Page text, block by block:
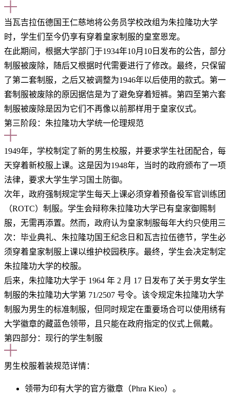
当瓦吉拉伍德国王仁慈地将公务员学校改组为朱拉隆功大学
时，学生们至今仍享有穿着皇家制服的皇室恩宠。
在此期间，根据大学部门于1934年10月10日发布的公告，部分
制服被废除，随后又根据时代需要进行了修改。最终，只保留
了第二套制服，之后又被调整为1946年以后使用的款式。第一
套制服被废除的原因据信是为了避免穿着短裤。第四至第六套
制服被废除是因为它们不再像以前那样用于皇家仪式。
第三阶段：朱拉隆功大学统一伦理规范
1949年，学校制定了新的男生校服，并要求学生社团配合，每
天穿着新校服上课。这是因为1948年，当时的政府颁布了一项
法律，要求大学生学习国土防御。
次年，政府强制规定学生每天上课必须穿着预备役军官训练团
（ROTC）制服。学生会辩称朱拉隆功大学已有皇家御赐制
服，无需再添置。然而，政府认为皇家制服每​​年大约只使用三
次：毕业典礼、朱拉隆功国王纪念日和瓦吉拉伍德节，学生必
须穿着皇家制服上课以维护校园秩序。最终，学生会决定制定
朱拉隆功大学的校服。
后来，朱拉隆功大学于 1964 年 2 月 17 日发布了关于男女学生
制服的朱拉隆功大学第 71/2507 号令。该令规定朱拉隆功大学
制服为男生的标准制服，但同时规定在重要场合可以使用绣有
大学徽章的藏蓝色领带，且只能在政府指定的仪式上佩戴。
第四部分：现行的学生制服
男生校服着装规范详情：
领带为印有大学的官方徽章（Phra Kieo）。